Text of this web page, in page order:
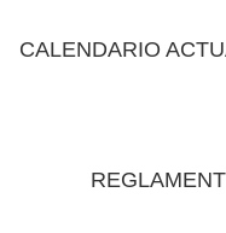
CALENDARIO